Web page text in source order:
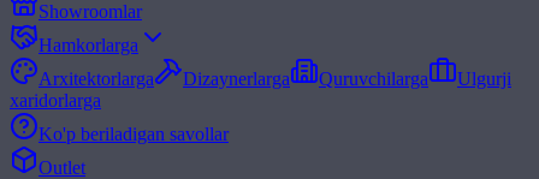
Showroomlar
Hamkorlarga
Arxitektorlarga
Dizaynerlarga Quruvchilarga
Ulgurji
xaridorlarga
Ko'p beriladigan savollar
Outlet